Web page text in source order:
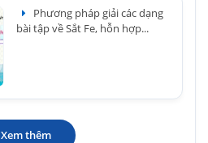
Phương pháp giải các dạng
bài tập về Sắt Fe, hỗn hợp...
Xem thêm